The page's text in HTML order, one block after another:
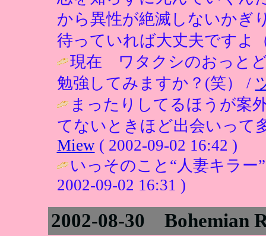
から異性が絶滅しないかぎ
待っていれば大丈夫ですよ
現在 ワタクシのおっと
勉強してみますか？(笑） /
まったりしてるほうが案
てないときほど出会いって
Miew( 2002-09-02 16:42 )
いっそのこと“人妻キラ
2002-09-02 16:31 )
2002-08-30 Bohemian